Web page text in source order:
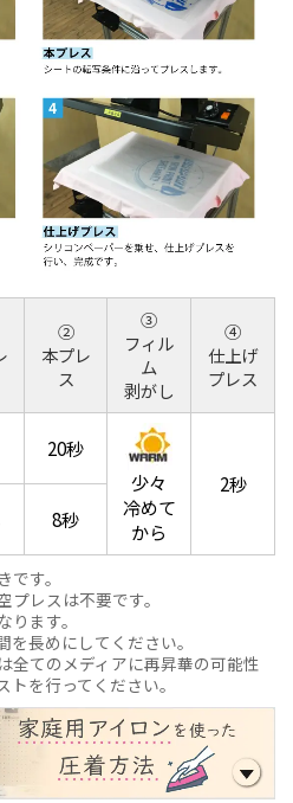
②
本プレ
ス
③
フィル
ム
剥がし
④
仕上げ
プレス
20秒
少々
冷めて
から
2秒
8秒
す。
レスは不要です。
ます。
長めにしてください。
全てのメディアに再昇華の可能性
を行ってください。